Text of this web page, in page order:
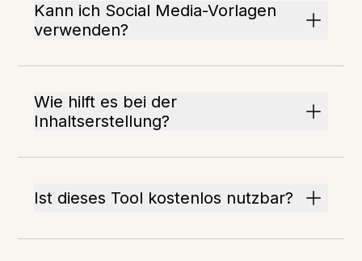
Kann ich Social Media-Vorlagen
verwenden?
Wie hilft es bei der
Inhaltserstellung?
Ist dieses Tool kostenlos nutzbar?